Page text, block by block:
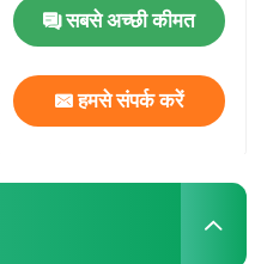
सबसे अच्छी कीमत
हमसे संपर्क करें